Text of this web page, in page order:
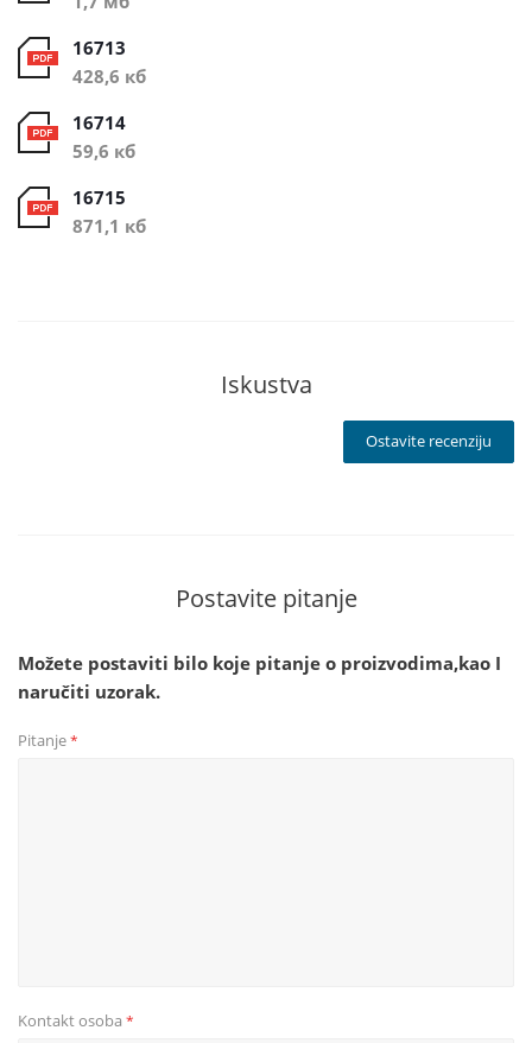
16713
428,6 кб
16714
59,6 кб
16715
871,1 кб
Iskustva
Ostavite recenziju
Postavite pitanje
Možete postaviti bilo koje pitanje o proizvodima,kao I
naručiti uzorak.
Pitanje*
Kontakt osoba *